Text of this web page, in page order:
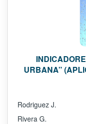
URBANA”
Rodriguez J.
Rivera G.